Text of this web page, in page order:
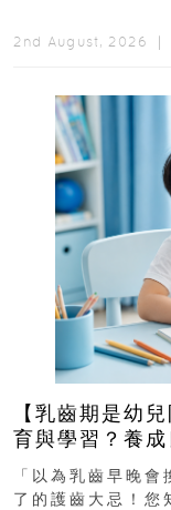
2nd August, 2026 ｜
【乳齒期是幼
育與學習？養成良好口
瑯質 兒童牙膏
「以為乳齒早晚
了的護齒大忌！您